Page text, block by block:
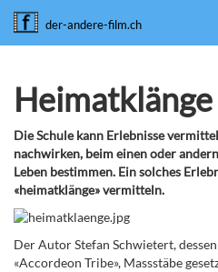
der-andere-film.ch
Heimatklänge
Die Schule kann Erlebnisse
nachwirken, beim einen oder
Leben bestimmen. Ein solches
«heimatklänge» vermitteln.
Der Autor Stefan Schwietert,
«Accordeon Tribe», Massstäbe